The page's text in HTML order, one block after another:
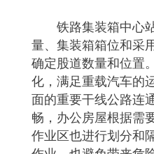
铁路集装箱中心
量、集装箱箱位和采
确定股道数量和位置
化，满足重载汽车的
面的重要干线公路连
畅，办公房屋根据需
作业区也进行划分和